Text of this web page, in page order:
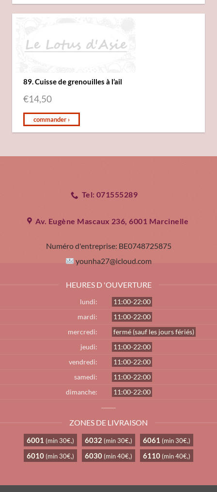
89. Cuisse de grenouilles à l’ail
€14,50
commander ›
Tel: 071555289
Av. Eugène Mascaux 236, 6001 Marcinelle
Numéro d'entreprise: BE0748725875
younha27@icloud.com
HEURES D 'OUVERTURE
lundi:
11:00-22:00
mardi:
11:00-22:00
mercredi:
fermé (sauf les jours fériés)
jeudi:
11:00-22:00
vendredi:
11:00-22:00
samedi:
11:00-22:00
dimanche:
11:00-22:00
ZONES DE LIVRAISON
6001 (min 30€,) 6032 (min 30€,) 6061 (min 30€,)
6010 (min 30€,) 6030 (min 40€,) 6110 (min 40€,)